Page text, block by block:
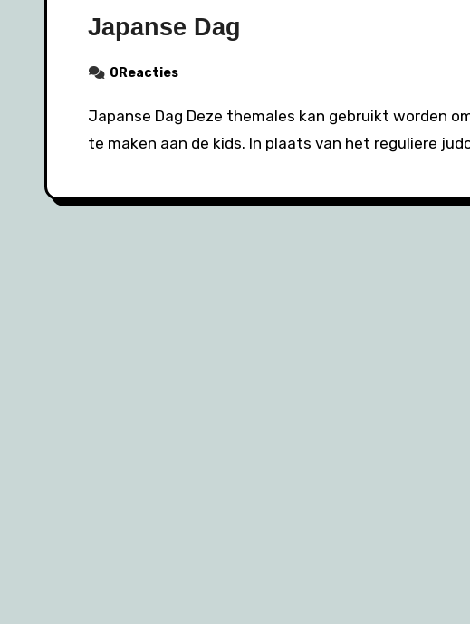
Japanse Dag
0Reacties
Japanse Dag Deze themales kan gebruikt worden om de oorsprong van het judo duidelijk
te maken aan de kids. In plaats van het reguliere